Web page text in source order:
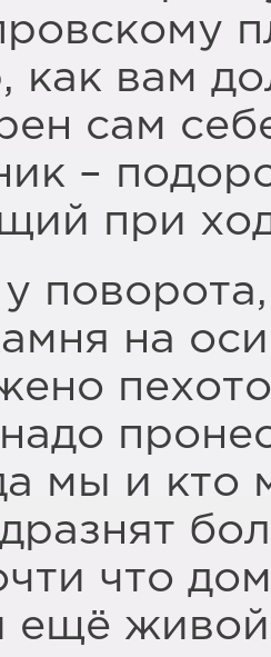
как вам
сам
–
при
поворота,
на оси
мы и кто
что